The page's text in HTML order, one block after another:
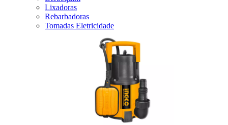
Lixadoras
Rebarbadoras
Tomadas Eletricidade